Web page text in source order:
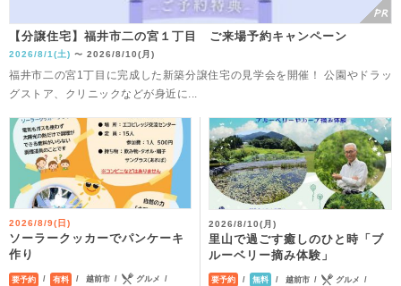
【分譲住宅】福井市二の宮１丁目 ご来場予約キャンペーン
2026/8/1(土) 〜 2026/8/10(月)
福井市二の宮1丁目に完成した新築分譲住宅の見学会を開催！ 公園やドラッ
グストア、クリニックなどが身近に...
2026/8/9(日)
ソーラークッカーでパンケーキ
作り
要予約 有料 越前市 グルメ
2026/8/10(月)
里山で過ごす癒しのひと時「ブ
ルーベリー摘み体験」
要予約 無料 越前市 グルメ